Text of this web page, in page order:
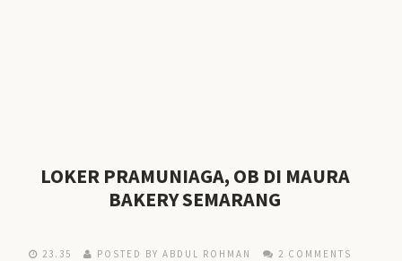
LOKER PRAMUNIAGA, OB DI MAURA
BAKERY SEMARANG
23.35 POSTED BY ABDUL ROHMAN 2 COMMENTS